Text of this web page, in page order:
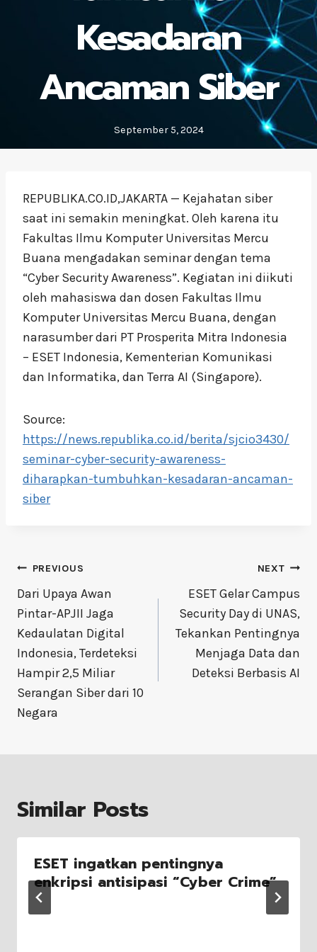
Kesadaran
Ancaman Siber
September 5, 2024
REPUBLIKA.CO.ID,JAKARTA — Kejahatan siber
saat ini semakin meningkat. Oleh karena itu
Fakultas Ilmu Komputer Universitas Mercu
Buana mengadakan seminar dengan tema
“Cyber Security Awareness”. Kegiatan ini diikuti
oleh mahasiswa dan dosen Fakultas Ilmu
Komputer Universitas Mercu Buana, dengan
narasumber dari PT Prosperita Mitra Indonesia
– ESET Indonesia, Kementerian Komunikasi
dan Informatika, dan Terra AI (Singapore).
Source:
https://news.republika.co.id/berita/sjcio3430/
seminar-cyber-security-awareness-
diharapkan-tumbuhkan-kesadaran-ancaman-
siber
Post
navigation
PREVIOUS
Dari Upaya Awan
Pintar-APJII Jaga
Kedaulatan Digital
Indonesia, Terdeteksi
Hampir 2,5 Miliar
Serangan Siber dari 10
Negara
NEXT
ESET Gelar Campus
Security Day di UNAS,
Tekankan Pentingnya
Menjaga Data dan
Deteksi Berbasis AI
Similar Posts
ESET ingatkan pentingnya
enkripsi antisipasi “Cyber Crime”